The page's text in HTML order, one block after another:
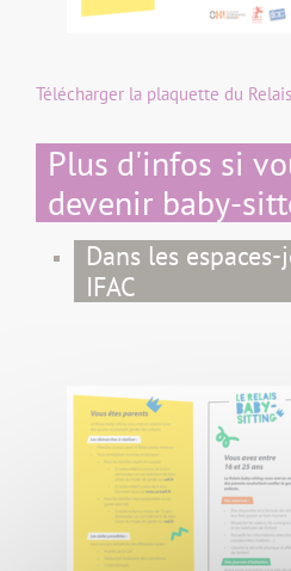
Télécharger la plaquette du
Plus d'infos si
devenir baby-
Dans les
IFAC